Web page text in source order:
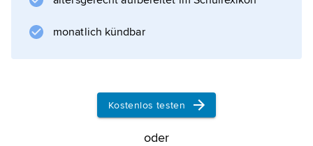
sowie in den Rockgruppen »Cassiber« und
monatlich kündbar
Kostenlos testen
oder